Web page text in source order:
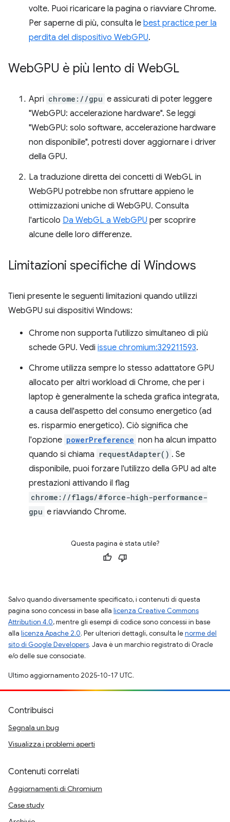
volte. Puoi ricaricare la pagina o riavviare Chrome.
Per saperne di più, consulta le best practice per la
perdita del dispositivo WebGPU.
WebGPU è più lento di WebGL
Apri chrome://gpu e assicurati di poter leggere
"WebGPU: accelerazione hardware". Se leggi
"WebGPU: solo software, accelerazione hardware
non disponibile", potresti dover aggiornare i driver
della GPU.
La traduzione diretta dei concetti di WebGL in
WebGPU potrebbe non sfruttare appieno le
ottimizzazioni uniche di WebGPU. Consulta
l'articolo Da WebGL a WebGPU per scoprire
alcune delle loro differenze.
Limitazioni specifiche di Windows
Tieni presente le seguenti limitazioni quando utilizzi
WebGPU sui dispositivi Windows:
Chrome non supporta l'utilizzo simultaneo di più
schede GPU. Vedi issue chromium:329211593.
Chrome utilizza sempre lo stesso adattatore GPU
allocato per altri workload di Chrome, che per i
laptop è generalmente la scheda grafica integrata,
a causa dell'aspetto del consumo energetico (ad
es. risparmio energetico). Ciò significa che
l'opzione powerPreference non ha alcun impatto
quando si chiama requestAdapter() . Se
disponibile, puoi forzare l'utilizzo della GPU ad alte
prestazioni attivando il flag
chrome://flags/#force-high-performance-
gpu e riavviando Chrome.
Questa pagina è stata utile?
Salvo quando diversamente specificato, i contenuti di questa
pagina sono concessi in base alla licenza Creative Commons
Attribution 4.0, mentre gli esempi di codice sono concessi in base
alla licenza Apache 2.0. Per ulteriori dettagli, consulta lenorme del
sito di Google Developers. Java è un marchio registrato di Oracle
e/o delle sue consociate.
Ultimo aggiornamento 2025-10-17 UTC.
Contribuisci
Segnala un bug
Visualizza i problemi aperti
Contenuti correlati
Aggiornamenti di Chromium
Case study